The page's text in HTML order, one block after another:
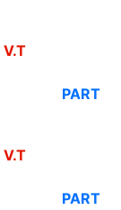
V.T
PART
V.T
PART